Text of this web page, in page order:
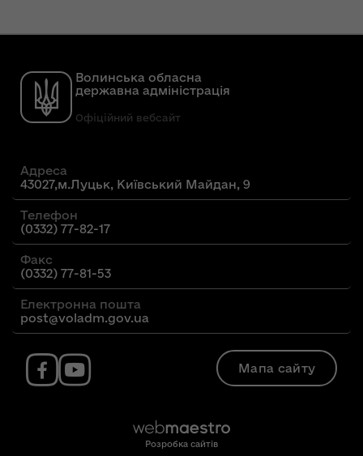
Волинська обласна
державна адміністрація
Офіційний вебсайт
Адреса
43027,м.Луцьк, Київський Майдан, 9
Телефон
(0332) 77-82-17
Факс
(0332) 77-81-53
Електронна пошта
post@voladm.gov.ua
Мапа сайту
Розробка сайтів